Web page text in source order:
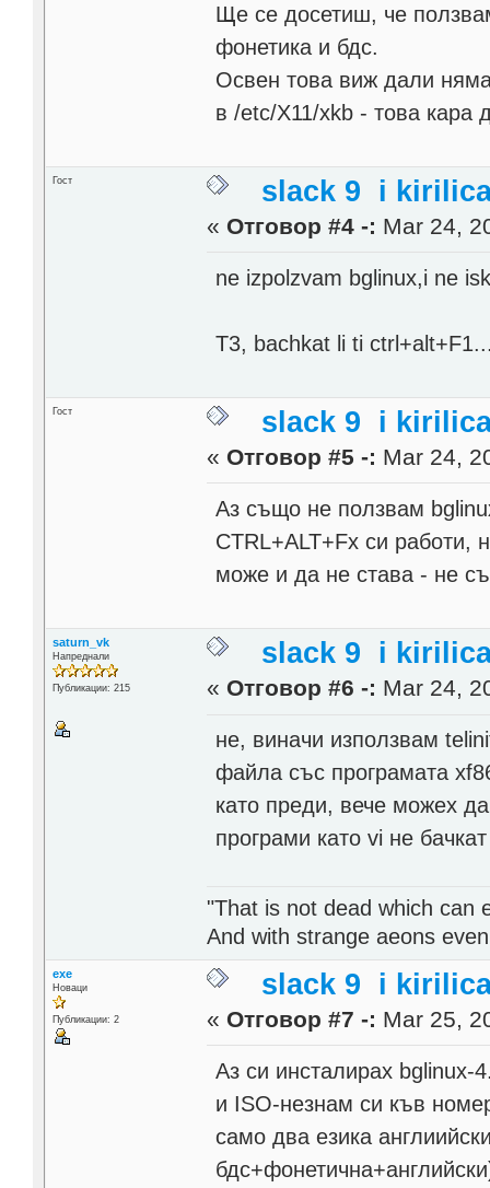
Ще се досетиш, че
фонетика и бдс.
Освен това виж дали
в /etc/X11/xkb - това кара
Гост slack 9 i
« Отговор #4 -: Mar 24,
ne izpolzvam bglinux,i ne
T3, bachkat li ti
Гост slack 9 i
« Отговор #5 -: Mar 24,
Аз също не ползвам
CTRL+ALT+Fx си работи,
може и да не става - не
saturn_vk
Напреднали
Публикации: 215
slack 9 i
« Отговор #6 -: Mar 24,
не, виначи използвам
файла със програмата
като преди, вече можех
програми като vi не
"That is not dead which can
And with strange aeons
exe
Новаци
Публикации: 2
slack 9 i
« Отговор #7 -: Mar 25,
Аз си инсталирах bglinux-
и ISO-незнам си къв
само два езика